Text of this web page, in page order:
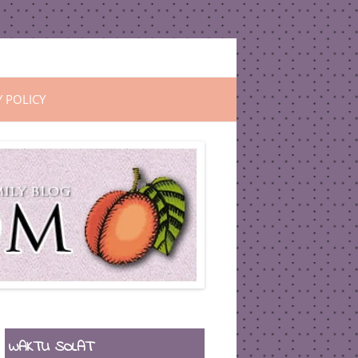
POLICY
WAKTU SOLAT